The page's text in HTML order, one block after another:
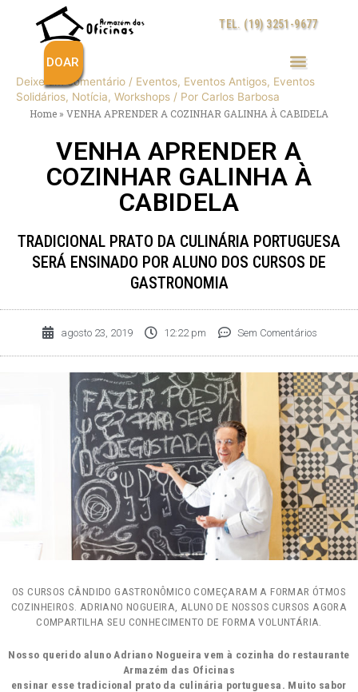
conteúdo
TEL. (19) 3251-9677
DOAR
Deixe um comentário / Eventos, Eventos Antigos, Eventos
Solidários, Notícia, Workshops / Por Carlos Barbosa
Home » VENHA APRENDER A COZINHAR GALINHA À CABIDELA
VENHA APRENDER A
COZINHAR GALINHA À
CABIDELA
TRADICIONAL PRATO DA CULINÁRIA PORTUGUESA
SERÁ ENSINADO POR ALUNO DOS CURSOS DE
GASTRONOMIA
agosto 23, 2019 12:22 pm Sem Comentários
OS CURSOS CÂNDIDO GASTRONÔMICO COMEÇARAM A FORMAR ÓTMOS
COZINHEIROS. ADRIANO NOGUEIRA, ALUNO DE NOSSOS CURSOS AGORA
COMPARTILHA SEU CONHECIMENTO DE FORMA VOLUNTÁRIA.
Nosso querido aluno Adriano Nogueira vem à cozinha do restaurante
Armazém das Oficinas
ensinar esse tradicional prato da culinária portuguesa. Muito sabor
Post
navigation